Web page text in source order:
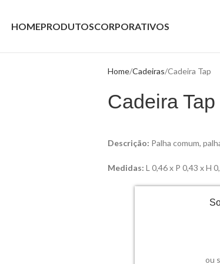
HOMEPRODUTOSCORPORATIVOS
Home Cadeiras Cadeira Tap
Cadeira Tap
Descrição: Palha comum,
Medidas: L 0,46 x P 0,43 x H
ou